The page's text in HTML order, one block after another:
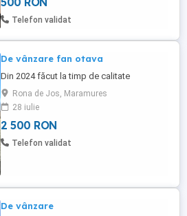
Telefon validat
De vânzare fan otava
Din 2024 făcut la timp de calitate
Rona de Jos, Maramures
28 iulie
2 500 RON
Telefon validat
De vânzare